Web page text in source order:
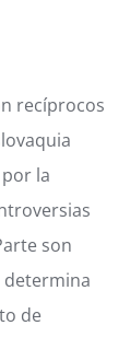
recíprocos
la
son
determina
de